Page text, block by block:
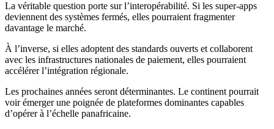
La véritable question porte sur l’interopérabilité. Si les super-apps
deviennent des systèmes fermés, elles pourraient fragmenter
davantage le marché.
À l’inverse, si elles adoptent des standards ouverts et collaborent
avec les infrastructures nationales de paiement, elles pourraient
accélérer l’intégration régionale.
Les prochaines années seront déterminantes. Le continent pourrait
voir émerger une poignée de plateformes dominantes capables
d’opérer à l’échelle panafricaine.